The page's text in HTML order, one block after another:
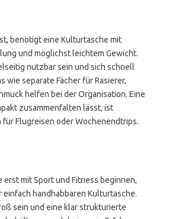
benötigt eine Kulturtasche mit
und möglichst leichtem Gewicht.
nutzbar sein und sich schnell
wie separate Fächer für Rasierer,
helfen bei der Organisation. Eine
zusammenfalten lässt, ist
für Flugreisen oder Wochenendtrips.
erst mit Sport und Fitness beginnen,
handhabbaren Kulturtasche.
sein und eine klar strukturierte